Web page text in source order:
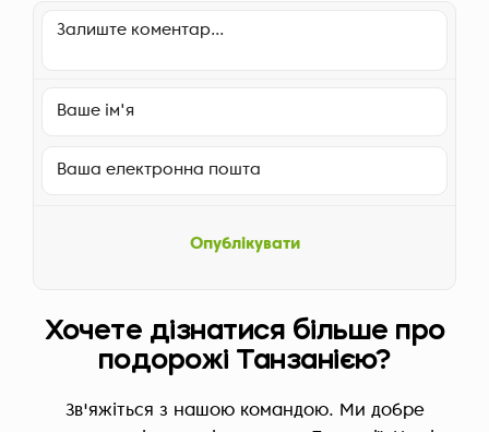
Опублікувати
Хочете дізнатися більше про
подорожі Танзанією?
Зв'яжіться з нашою командою. Ми добре